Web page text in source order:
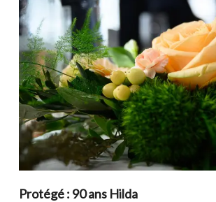
Protégé : 90 ans Hilda